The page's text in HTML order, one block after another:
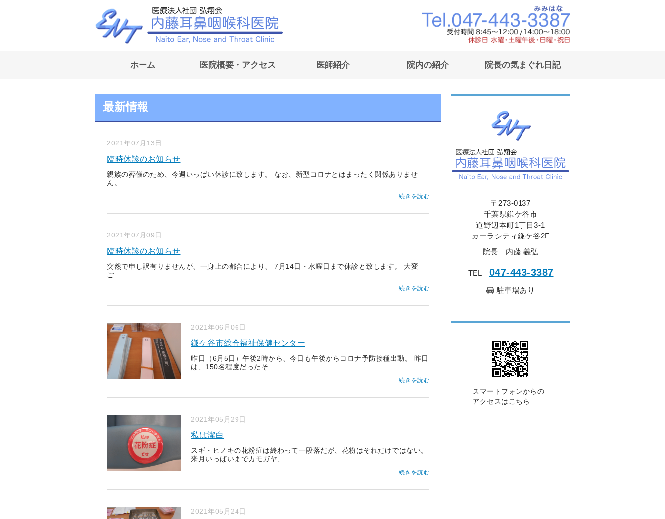
内藤耳鼻咽喉科医院｜東武野田線鎌ヶ谷駅東口より徒歩1
ホーム 医院概要・アクセス 医師紹介 院内の紹介 院長の気まぐれ日記
最新情報
2021年07月13日
臨時休診のお知らせ
親族の葬儀のため、今週いっぱい休診に致します。 なお、新型コロナとはまったく関係ありませ
ん。 ...
続きを読む
2021年07月09日
臨時休診のお知らせ
突然で申し訳有りませんが、一身上の都合により、 7月14日・水曜日まで休診と致します。 大変
ご...
続きを読む
2021年06月06日
鎌ケ谷市総合福祉保健センター
昨日（6月5日）午後2時から、今日も午後からコロナ予防接種出動。 昨日
は、150名程度だったそ...
続きを読む
2021年05月29日
私は潔白
スギ・ヒノキの花粉症は終わって一段落だが、花粉はそれだけではない。
来月いっぱいまでカモガヤ、...
続きを読む
2021年05月24日
〒273-0137
千葉県鎌ケ谷市
道野辺本町1丁目3-1
カーラシティ鎌ケ谷2F
院長 内藤 義弘
TEL 047-443-3387
駐車場あり
スマートフォンからの
アクセスはこちら